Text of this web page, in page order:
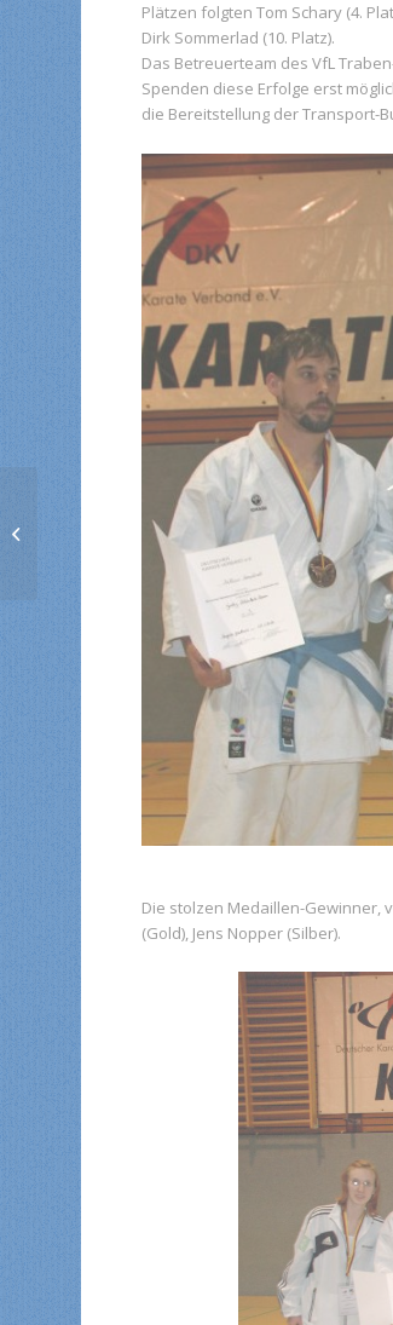
Plätzen folgten Tom Schary (4.
Dirk Sommerlad (10. Platz).
Das Betreuerteam des VfL
Spenden diese Erfolge erst
die Bereitstellung der Transport-
Die stolzen Medaillen-Gewinner,
(Gold), Jens Nopper (Silber).
VfL-Karatekas räumen
beim 8. Barbarossa-